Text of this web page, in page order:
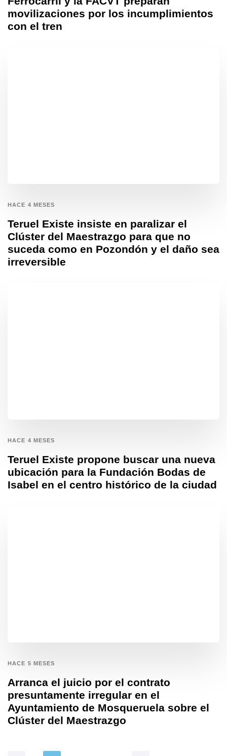
movilizaciones por los incumplimientos
con el tren
HACE 4 MESES
Teruel Existe insiste en paralizar el
Clúster del Maestrazgo para que no
suceda como en Pozondón y el daño sea
irreversible
HACE 4 MESES
Teruel Existe propone buscar una nueva
ubicación para la Fundación Bodas de
Isabel en el centro histórico de la ciudad
HACE 5 MESES
Arranca el juicio por el contrato
presuntamente irregular en el
Ayuntamiento de Mosqueruela sobre el
Clúster del Maestrazgo